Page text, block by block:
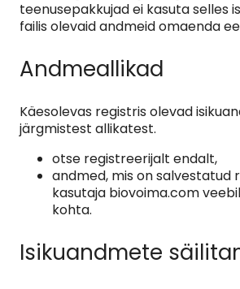
teenusepakkujad ei kasuta selles
failis olevaid andmeid omaenda
Andmeallikad
Käesolevas registris olevad
järgmistest allikatest.
otse registreerijalt endalt,
andmed, mis on salvestatud
kasutaja biovoima.com
kohta.
Isikuandmete